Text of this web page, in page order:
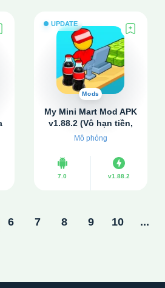
UPDATE
Mods
My Mini Mart Mod APK
v1.88.2 (Vô hạn tiền,
kim cương)
Mô phỏng
7.0 v1.88.2
6 7 8 9 10 ...